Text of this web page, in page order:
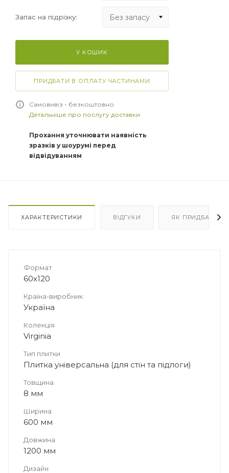
Запас на підрізку: Без запасу
+10%
+15%
У КОШИК
ПРИДБАТИ В ОПЛАТУ ЧАСТИНАМИ
Самовивіз - безкоштовно
Детальніше про послугу доставки
Прохання уточнювати наявність
зразків у шоурумі перед
відвідуванням
ХАРАКТЕРИСТИКИ ВІДГУКИ ЯК ПРИДБАТИ
Формат
60х120
Країна-виробник
Україна
Колекція
Virginia
Тип плитки
Плитка універсальна (для стін та підлоги)
Товщина
8 мм
Ширина
600 мм
Довжина
1200 мм
Дизайн